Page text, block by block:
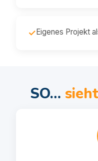
✓ Eigenes Projekt
SO…